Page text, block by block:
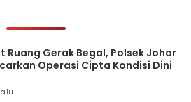
Ruang Gerak Begal, Polsek Johar
Operasi Cipta Kondisi Dini